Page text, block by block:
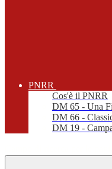
PNRR
Cos'è il PNRR
DM 65 - Una
DM 66 -
DM 19 -